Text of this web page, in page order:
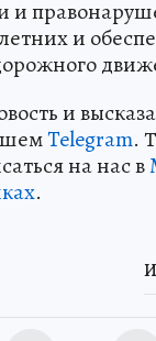
и
и
и
Telegram.
на нас в
.